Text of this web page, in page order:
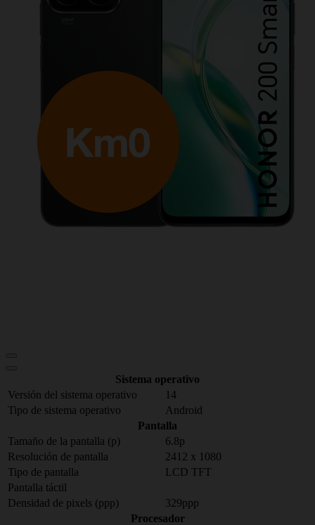
Sistema operativo
Versión del sistema operativo
14
Tipo de sistema operativo
Android
Pantalla
Tamaño de la pantalla (p)
6.8p
Resolución de pantalla
2412 x 1080
Tipo de pantalla
LCD TFT
Pantalla táctil
Densidad de pixels (ppp)
329ppp
Procesador